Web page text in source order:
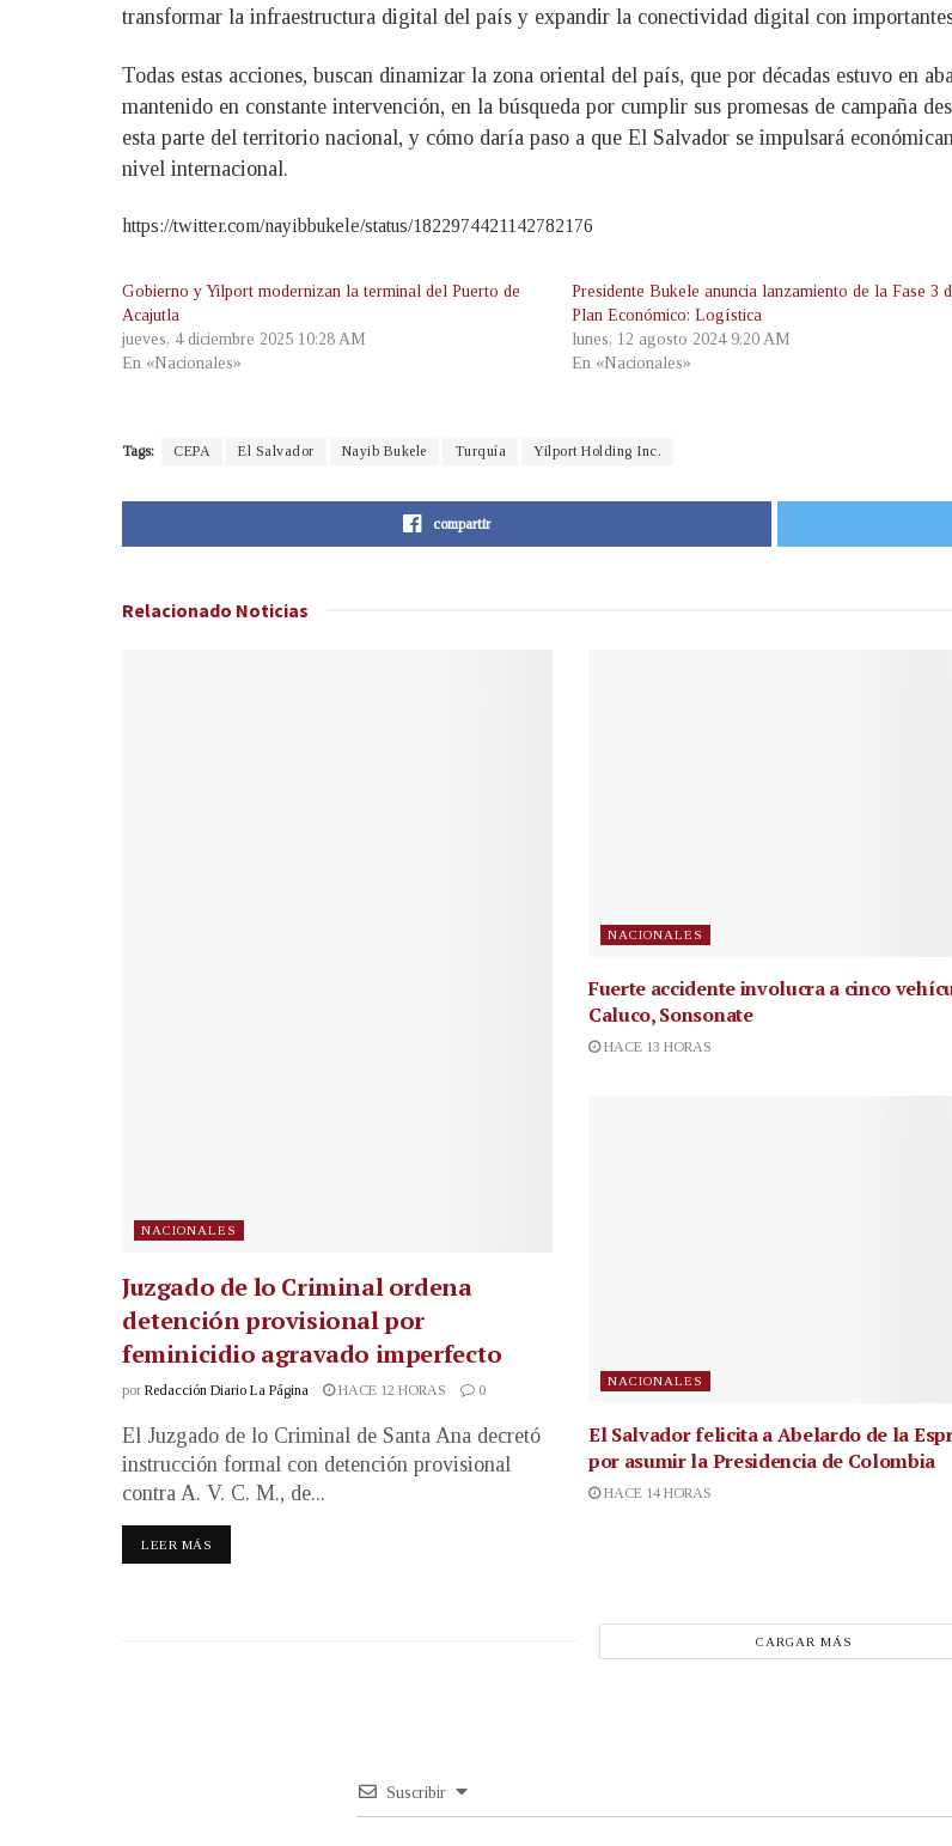
transformar la infraestructura digital del país y expandir la conectividad digital con
Todas estas acciones, buscan dinamizar la zona oriental del país, que por décadas estuvo en
mantenido en constante intervención, en la búsqueda por cumplir sus promesas de campaña
esta parte del territorio nacional, y cómo daría paso a que El Salvador se impulsará
nivel internacional.
https://twitter.com/nayibbukele/status/1822974421142782176
Gobierno y Yilport modernizan la terminal del Puerto de
Acajutla
jueves, 4 diciembre 2025 10:28 AM
En «Nacionales»
Presidente Bukele anuncia lanzamiento de la Fase 3
Plan Económico: Logística
lunes, 12 agosto 2024 9:20 AM
En «Nacionales»
Tags: CEPA El Salvador Nayib Bukele Turquía Yilport Holding Inc.
compartir
Relacionado Noticias
NACIONALES
Juzgado de lo Criminal ordena
detención provisional por
feminicidio agravado imperfecto
por Redacción Diario La Página HACE 12 HORAS 0
El Juzgado de lo Criminal de Santa Ana decretó
instrucción formal con detención provisional
contra A. V. C. M., de...
LEER MÁS
NACIONALES
Fuerte accidente involucra a cinco
Caluco, Sonsonate
HACE 13 HORAS
NACIONALES
El Salvador felicita a Abelardo de la
por asumir la Presidencia de Colombia
HACE 14 HORAS
CARGAR MÁS
Suscribir